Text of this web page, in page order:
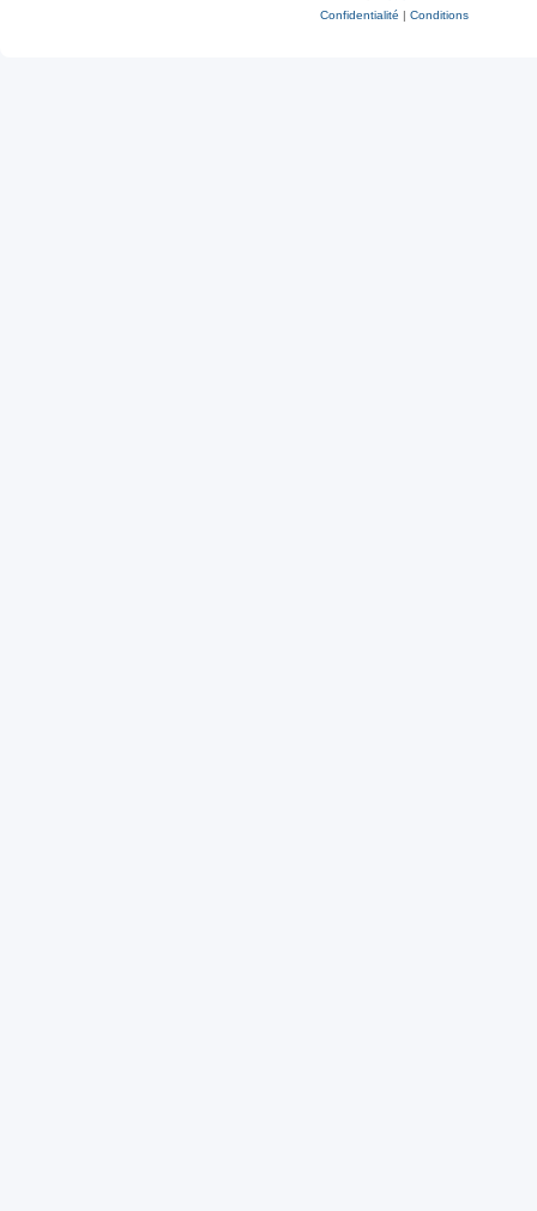
Confidentialité | Conditions